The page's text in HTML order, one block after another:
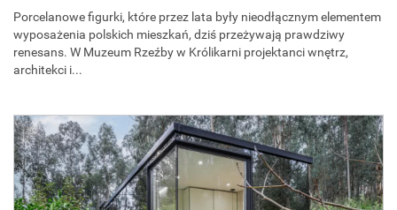
Porcelanowe figurki, które przez lata były nieodłącznym elementem
wyposażenia polskich mieszkań, dziś przeżywają prawdziwy
renesans. W Muzeum Rzeźby w Królikarni projektanci wnętrz,
architekci i...